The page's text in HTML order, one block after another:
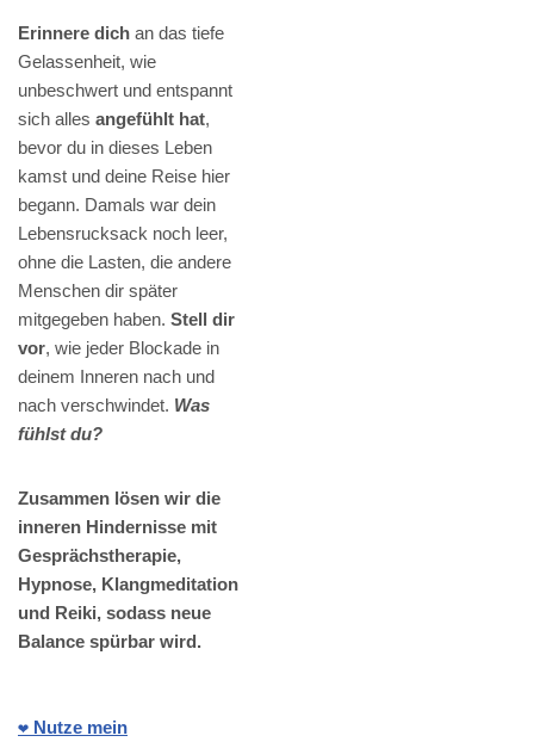
Erinnere dich an das tiefe
Gelassenheit, wie
unbeschwert und entspannt
sich alles angefühlt hat,
bevor du in dieses Leben
kamst und deine Reise hier
begann. Damals war dein
Lebensrucksack noch leer,
ohne die Lasten, die andere
Menschen dir später
mitgegeben haben. Stell dir
vor, wie jeder Blockade in
deinem Inneren nach und
nach verschwindet. Was
fühlst du?
Zusammen lösen wir die
inneren Hindernisse mit
Gesprächstherapie,
Hypnose, Klangmeditation
und Reiki, sodass neue
Balance spürbar wird.
❤️ Nutze mein